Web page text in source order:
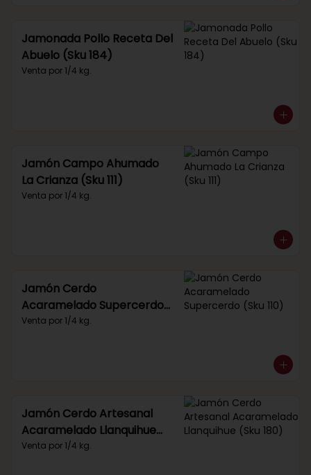
Jamonada Pollo Receta Del
Abuelo (Sku 184)
Venta por 1/4 kg.
Jamón Campo Ahumado
La Crianza (Sku 111)
Venta por 1/4 kg.
Jamón Cerdo
Acaramelado Supercerdo
(Sku 110)
Venta por 1/4 kg.
Jamón Cerdo Artesanal
Acaramelado Llanquihue
(Sku 180)
Venta por 1/4 kg.